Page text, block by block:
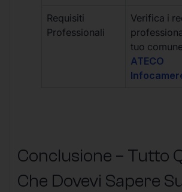
Requisiti
Professionali
Verifica i
tuo
ATECO
Conclusione – Tutto
Che Dovevi Sapere